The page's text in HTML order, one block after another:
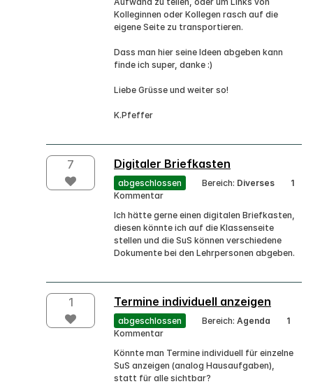
Kolleginnen oder Kollegen rasch auf die
eigene Seite zu transportieren.
Dass man hier seine Ideen abgeben kann
finde ich super, danke :)
Liebe Grüsse und weiter so!
K.Pfeffer
7 Digitaler Briefkasten
abgeschlossen Bereich: Diverses
1
Kommentar
Ich hätte gerne einen digitalen Briefkasten,
diesen könnte ich auf die Klassenseite
stellen und die SuS können verschiedene
Dokumente bei den Lehrpersonen abgeben.
1 Termine individuell anzeigen
abgeschlossen Bereich: Agenda
1
Kommentar
Könnte man Termine individuell für einzelne
SuS anzeigen (analog Hausaufgaben),
statt für alle sichtbar?